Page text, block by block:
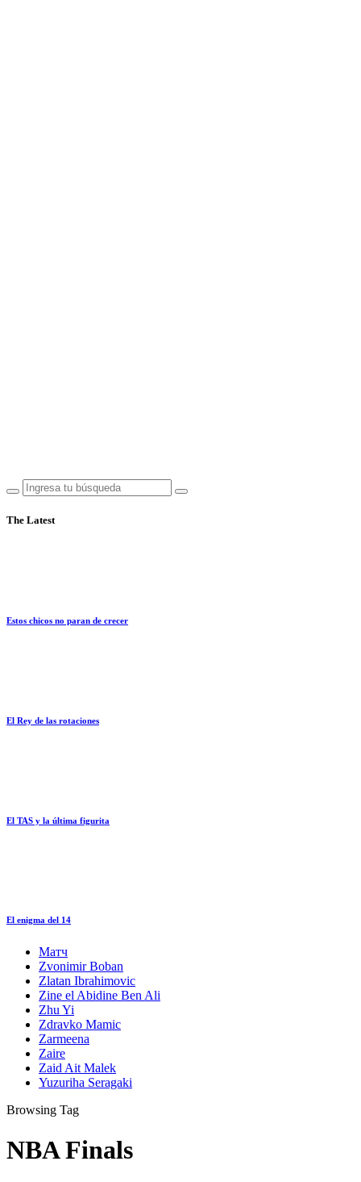
The Latest
Estos chicos no paran de crecer
El Rey de las rotaciones
El TAS y la última figurita
El enigma del 14
Матч
Zvonimir Boban
Zlatan Ibrahimovic
Zine el Abidine Ben Ali
Zhu Yi
Zdravko Mamic
Zarmeena
Zaire
Zaid Ait Malek
Yuzuriha Seragaki
Browsing Tag
NBA Finals